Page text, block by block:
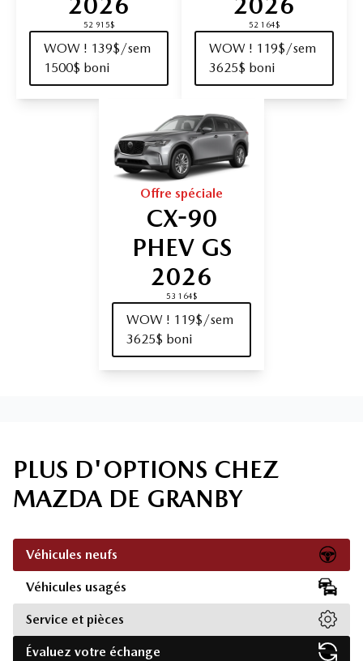
52 915$
WOW ! 139$/sem
1500$ boni
52 164$
WOW ! 119$/sem
3625$ boni
Offre spéciale
CX-90
PHEV GS
2026
53 164$
WOW ! 119$/sem
3625$ boni
PLUS D'OPTIONS CHEZ
MAZDA DE GRANBY
Véhicules neufs
Véhicules usagés
Service et pièces
Évaluez votre échange